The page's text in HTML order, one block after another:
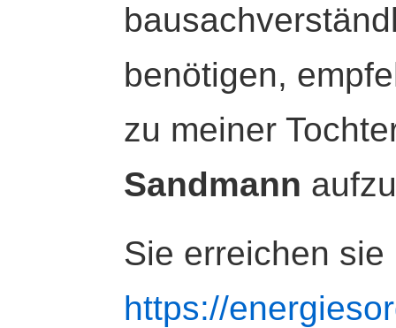
benötigen,
zu meiner
Sandmann
Sie erreichen sie
https://